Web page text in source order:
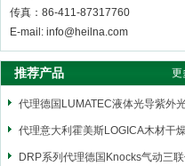
传真：86-411-87317760
E-mail: info@heilna.com
推荐产品 更
代理德国LUMATEC液体光导紫外
代理意大利霍美斯LOGICA木材干
仪
DRP系列代理德国Knocks气动三